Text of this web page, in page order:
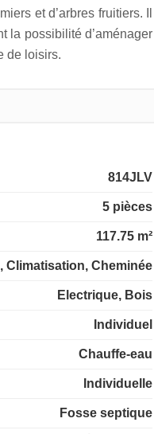
et d’arbres fruitiers. Il
la possibilité d’aménager
de loisirs.
814JLV
5 pièces
117.75 m²
Climatisation, Cheminée
Electrique, Bois
Individuel
Chauffe-eau
Individuelle
Fosse septique